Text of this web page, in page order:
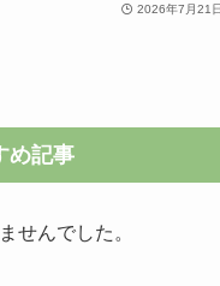
2026年7月21日
め記事
せんでした。